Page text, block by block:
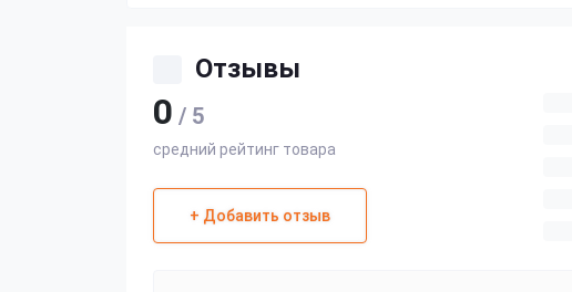
Отзывы
0 / 5
средний рейтинг товара
+ Добавить отзыв